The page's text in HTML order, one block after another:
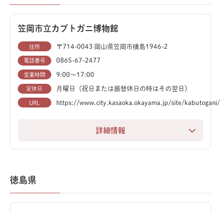
を魅了します。
その他、アロサウルスとステゴサウルスの全身骨格も展
示されており、恐竜好きには見逃せないスポットです。
国内屈指の大型プラネタリウムも併設しており、美しい
星空や宇宙の映像を大迫力で楽しめます。
笠岡市立カブトガニ博物館
住所 〒714-0043 岡山県笠岡市横島1946-2
電話番号 0865-67-2477
営業時間 9:00〜17:00
定休日 月曜日（祝日または振替休日の時はその翌日）
URL https://www.city.kasaoka.okayama.jp/site/kabutogani/
詳細情報
「生きている化石」カブトガニをテーマにした、世界で
徳島県